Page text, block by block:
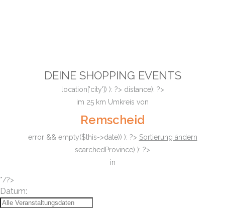
DEINE SHOPPING EVENTS
location['city']) ): ?> distance): ?>
im 25 km Umkreis von
Remscheid
error && empty($this->date)) ): ?> Sortierung ändern
searchedProvince) ): ?>
in
*/?>
Datum: